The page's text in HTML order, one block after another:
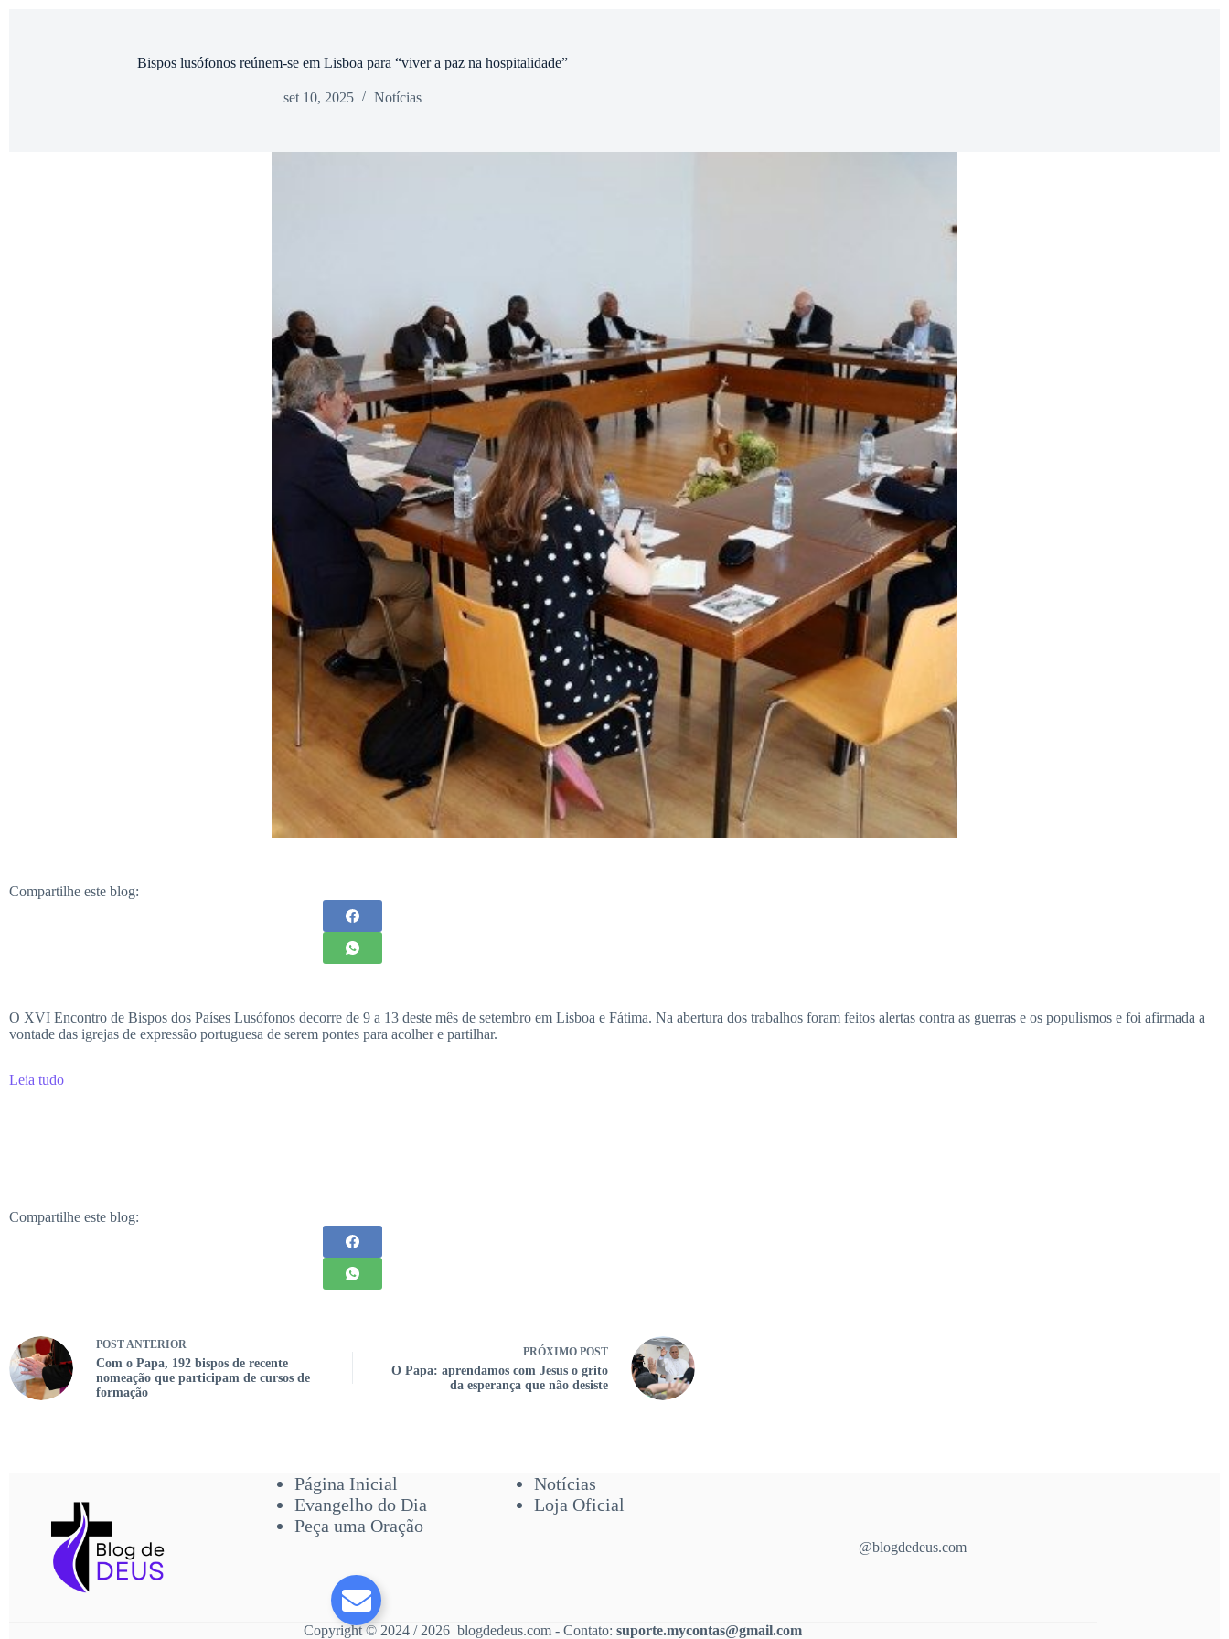
Bispos lusófonos reúnem-se em Lisboa para “viver a paz na hospitalidade”
set 10, 2025 Notícias
Compartilhe este blog:
O XVI Encontro de Bispos dos Países Lusófonos decorre de 9 a 13 deste mês de setembro em Lisboa e Fátima. Na abertura dos trabalhos foram feitos alertas contra as guerras e os populismos e foi afirmada a
vontade das igrejas de expressão portuguesa de serem pontes para acolher e partilhar.
Leia tudo
Compartilhe este blog:
POSTANTERIOR
Com o Papa, 192 bispos de recente
nomeação que participam de cursos de
formação
PRÓXIMO POST
O Papa: aprendamos com Jesus o grito
da esperança que não desiste
Página Inicial
Evangelho do Dia
Peça uma Oração
Notícias
Loja Oficial
@blogdedeus.com
Copyright © 2024 / 2026 blogdedeus.com - Contato:suporte.mycontas@gmail.com